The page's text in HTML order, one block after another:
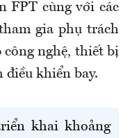
FPT cùng với các
gia phụ trách
công nghệ, thiết bị
điều khiển bay.
khai khoảng